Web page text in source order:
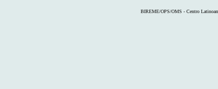
BIREME/OPS/OMS - Centro